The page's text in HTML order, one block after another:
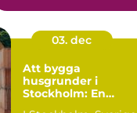
föra...
03. dec
Att bygga
husgrunder i
Stockholm: En